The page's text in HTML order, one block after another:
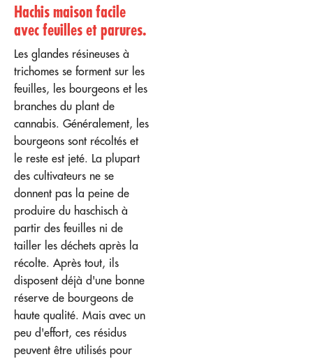
Hachis maison facile
avec feuilles et parures.
Les glandes résineuses à
trichomes se forment sur les
feuilles, les bourgeons et les
branches du plant de
cannabis. Généralement, les
bourgeons sont récoltés et
le reste est jeté. La plupart
des cultivateurs ne se
donnent pas la peine de
produire du haschisch à
partir des feuilles ni de
tailler les déchets après la
récolte. Après tout, ils
disposent déjà d'une bonne
réserve de bourgeons de
haute qualité. Mais avec un
peu d'effort, ces résidus
peuvent être utilisés pour